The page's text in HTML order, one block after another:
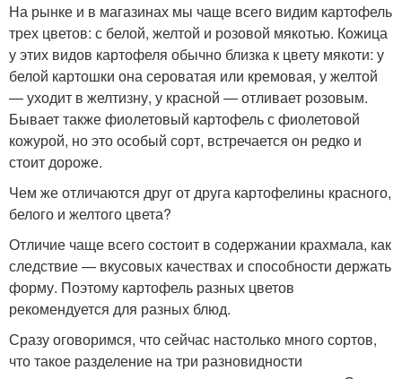
На рынке и в магазинах мы чаще всего видим картофель
трех цветов: с белой, желтой и розовой мякотью. Кожица
у этих видов картофеля обычно близка к цвету мякоти: у
белой картошки она сероватая или кремовая, у желтой
— уходит в желтизну, у красной — отливает розовым.
Бывает также фиолетовый картофель с фиолетовой
кожурой, но это особый сорт, встречается он редко и
стоит дороже.
Чем же отличаются друг от друга картофелины красного,
белого и желтого цвета?
Отличие чаще всего состоит в содержании крахмала, как
следствие — вкусовых качествах и способности держать
форму. Поэтому картофель разных цветов
рекомендуется для разных блюд.
Сразу оговоримся, что сейчас настолько много сортов,
что такое разделение на три разновидности